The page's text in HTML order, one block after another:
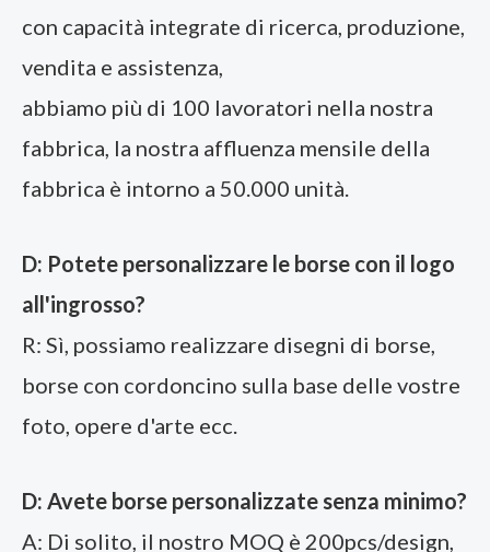
con capacità integrate di ricerca, produzione,
vendita e assistenza,
abbiamo più di 100 lavoratori nella nostra
fabbrica, la nostra affluenza mensile della
fabbrica è intorno a 50.000 unità.
D: Potete personalizzare le borse con il logo
all'ingrosso?
R: Sì, possiamo realizzare disegni di borse,
borse con cordoncino sulla base delle vostre
foto, opere d'arte ecc.
D: Avete borse personalizzate senza minimo?
A: Di solito, il nostro MOQ è 200pcs/design,